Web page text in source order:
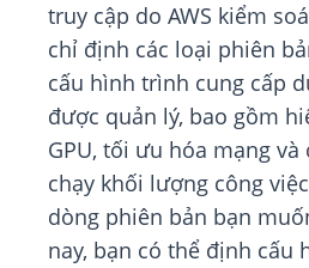
truy cập do AWS kiểm
chỉ định các loại phiên
cấu hình trình cung cấp
được quản lý, bao gồm
GPU, tối ưu hóa mạng
chạy khối lượng công
dòng phiên bản bạn
nay, bạn có thể định